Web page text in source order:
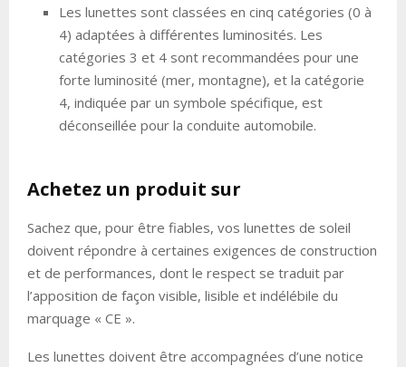
Les lunettes sont classées en cinq catégories (0 à
4) adaptées à différentes luminosités. Les
catégories 3 et 4 sont recommandées pour une
forte luminosité (mer, montagne), et la catégorie
4, indiquée par un symbole spécifique, est
déconseillée pour la conduite automobile.
Achetez un produit sur
Sachez que, pour être fiables, vos lunettes de soleil
doivent répondre à certaines exigences de construction
et de performances, dont le respect se traduit par
l’apposition de façon visible, lisible et indélébile du
marquage « CE ».
Les lunettes doivent être accompagnées d’une notice